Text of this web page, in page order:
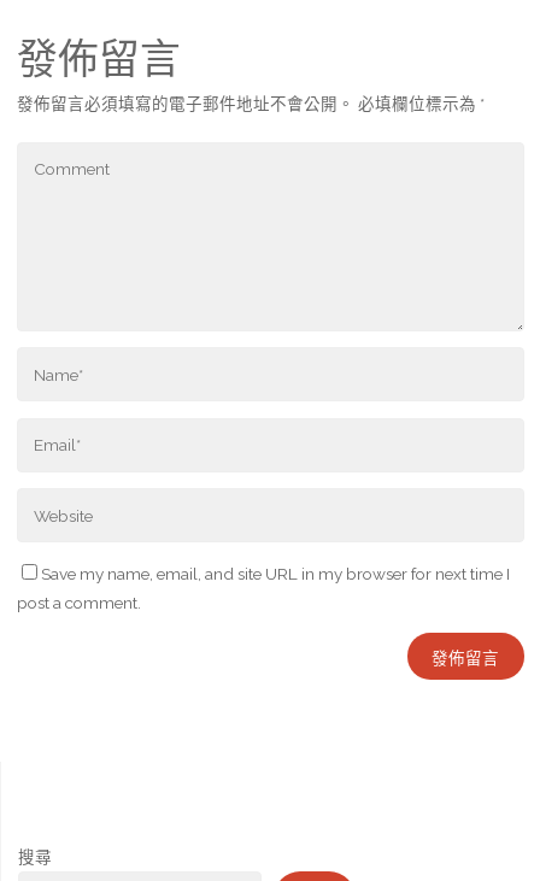
發佈留言
發佈留言必須填寫的電子郵件地址不會公開。 必填欄位標示為 *
Save my name, email, and site URL in my browser for next time I
post a comment.
搜尋